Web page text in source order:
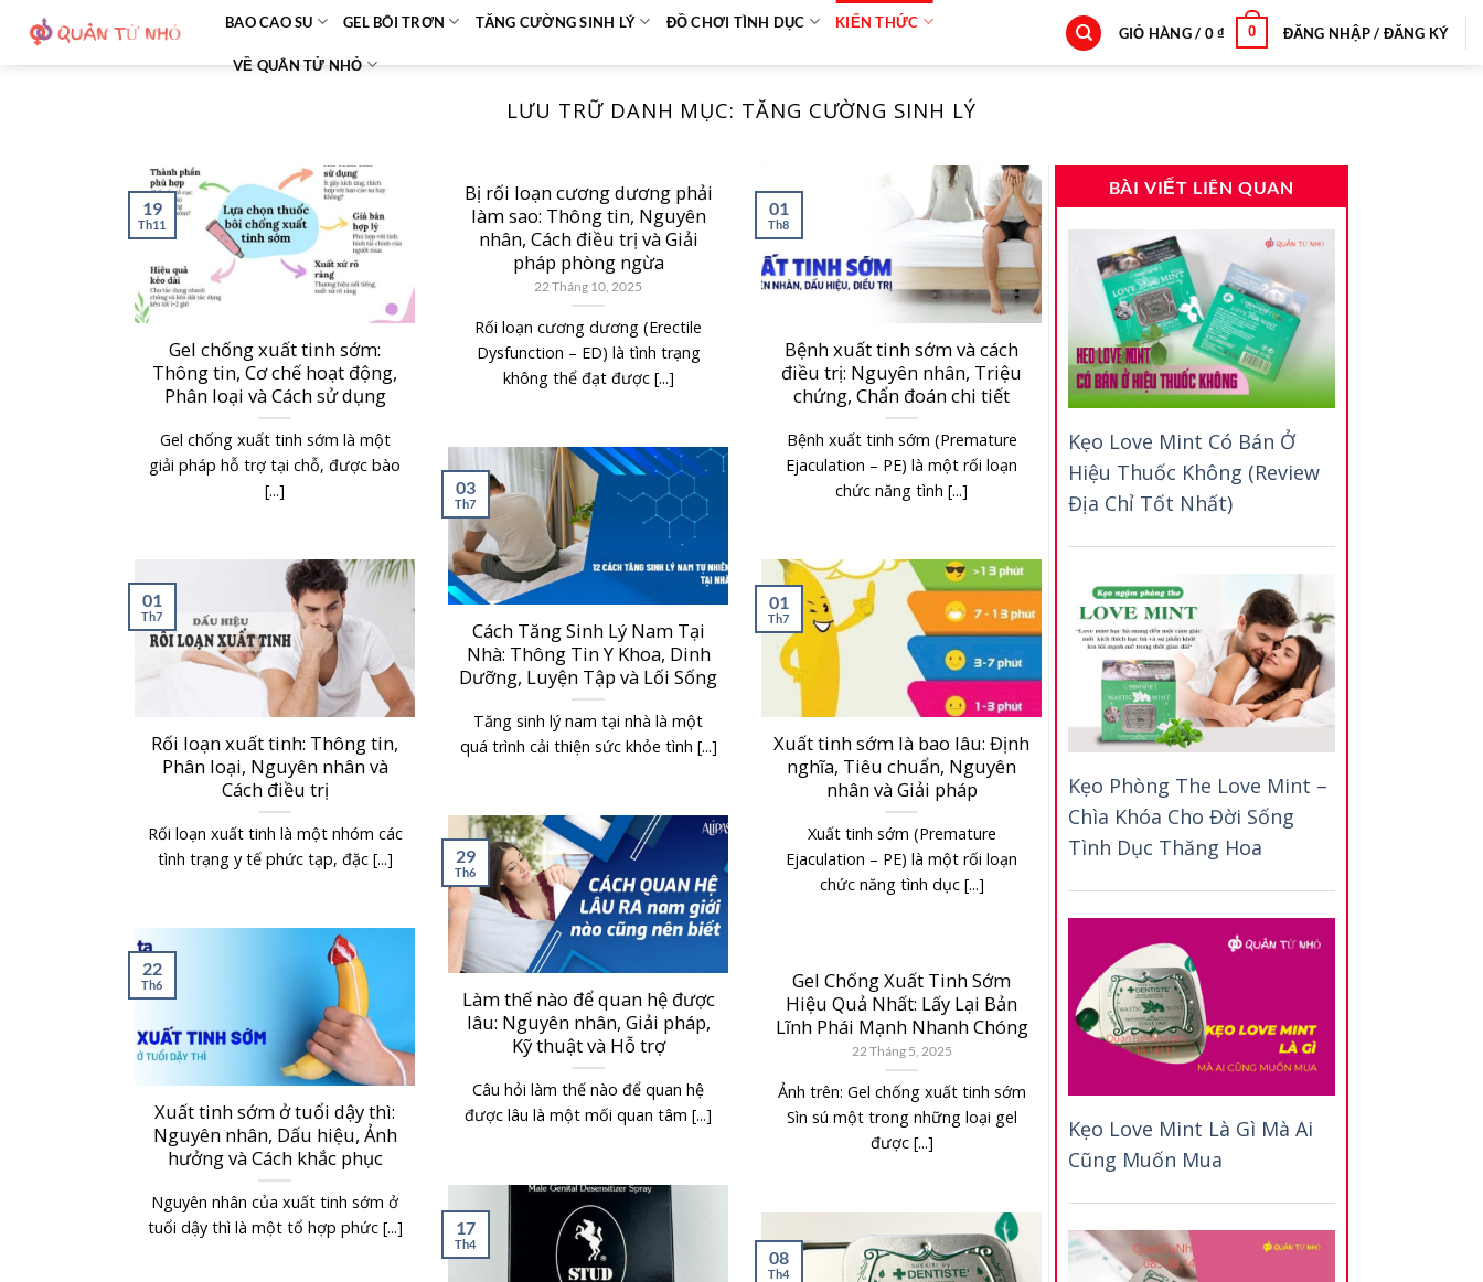
nội
BAO CAO SU GEL BÔI TRƠN TĂNG CƯỜNG SINH LÝ ĐỒ CHƠI TÌNH DỤC KIẾN THỨC
VỀ QUÂN TỬ NHỎ
GIỎ HÀNG / 0₫ 0 ĐĂNG NHẬP / ĐĂNG KÝ
LƯU TRỮ DANH MỤC: TĂNG CƯỜNG SINH LÝ
Gel chống xuất tinh sớm:
Thông tin, Cơ chế hoạt động,
Phân loại và Cách sử dụng
Gel chống xuất tinh sớm là một
giải pháp hỗ trợ tại chỗ, được bào
[...]
19
Th11
Bị rối loạn cương dương phải
làm sao: Thông tin, Nguyên
nhân, Cách điều trị và Giải
pháp phòng ngừa
22 Tháng 10, 2025
Rối loạn cương dương (Erectile
Dysfunction – ED) là tình trạng
không thể đạt được [...]
Bệnh xuất tinh sớm và cách
điều trị: Nguyên nhân, Triệu
chứng, Chẩn đoán chi tiết
Bệnh xuất tinh sớm (Premature
Ejaculation – PE) là một rối loạn
chức năng tình [...]
01
Th8
Cách Tăng Sinh Lý Nam Tại
Nhà: Thông Tin Y Khoa, Dinh
Dưỡng, Luyện Tập và Lối Sống
Tăng sinh lý nam tại nhà là một
quá trình cải thiện sức khỏe tình [...]
03
Th7
Rối loạn xuất tinh: Thông tin,
Phân loại, Nguyên nhân và
Cách điều trị
Rối loạn xuất tinh là một nhóm các
tình trạng y tế phức tạp, đặc [...]
01
Th7
Xuất tinh sớm là bao lâu: Định
nghĩa, Tiêu chuẩn, Nguyên
nhân và Giải pháp
Xuất tinh sớm (Premature
Ejaculation – PE) là một rối loạn
chức năng tình dục [...]
01
Th7
Làm thế nào để quan hệ được
lâu: Nguyên nhân, Giải pháp,
Kỹ thuật và Hỗ trợ
Câu hỏi làm thế nào để quan hệ
được lâu là một mối quan tâm [...]
29
Th6
Xuất tinh sớm ở tuổi dậy thì:
Nguyên nhân, Dấu hiệu, Ảnh
hưởng và Cách khắc phục
Nguyên nhân của xuất tinh sớm ở
tuổi dậy thì là một tổ hợp phức [...]
22
Th6
Gel Chống Xuất Tinh Sớm
Hiệu Quả Nhất: Lấy Lại Bản
Lĩnh Phái Mạnh Nhanh Chóng
22 Tháng 5, 2025
Ảnh trên: Gel chống xuất tinh sớm
Sìn sú một trong những loại gel
được [...]
17
Th4
08
Th4
BÀI VIẾT LIÊN QUAN
Kẹo Love Mint Có Bán Ở
Hiệu Thuốc Không (Review
Địa Chỉ Tốt Nhất)
Kẹo Phòng The Love Mint –
Chìa Khóa Cho Đời Sống
Tình Dục Thăng Hoa
Kẹo Love Mint Là Gì Mà Ai
Cũng Muốn Mua